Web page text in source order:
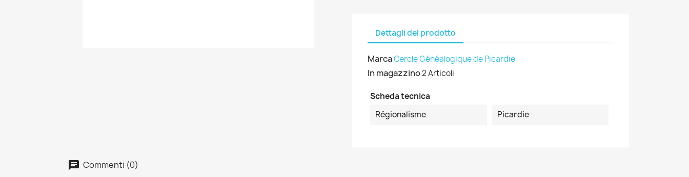
Dettagli del prodotto
MarcaCercle Généalogique de Picardie
In magazzino2 Articoli
Scheda tecnica
Régionalisme
Picardie
Commenti (0)